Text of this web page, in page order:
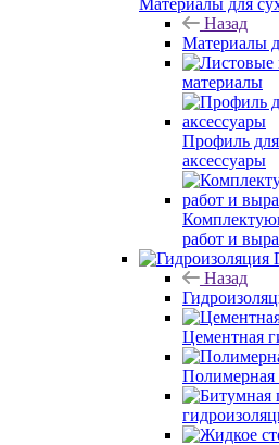
Материалы для
Назад
Материалы
материалы
Профиль
аксессуары
работ и
Назад
Цементная
Полимерная